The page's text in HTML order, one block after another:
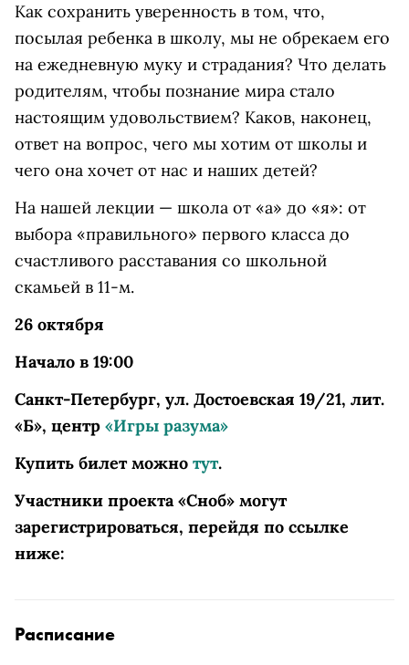
Как сохранить уверенность в том, что,
посылая ребенка в школу, мы не обрекаем его
на ежедневную муку и страдания? Что делать
родителям, чтобы познание мира стало
настоящим удовольствием? Каков, наконец,
ответ на вопрос, чего мы хотим от школы и
чего она хочет от нас и наших детей?
На нашей лекции — школа от «а» до «я»: от
выбора «правильного» первого класса до
счастливого расставания со школьной
скамьей в 11-м.
26 октября
Начало в 19:00
Санкт-Петербург, ул. Достоевская 19/21, лит.
«Б», центр «Игры разума»
Купить билет можно тут.
Участники проекта «Сноб» могут
зарегистрироваться, перейдя по ссылке
ниже:
Расписание